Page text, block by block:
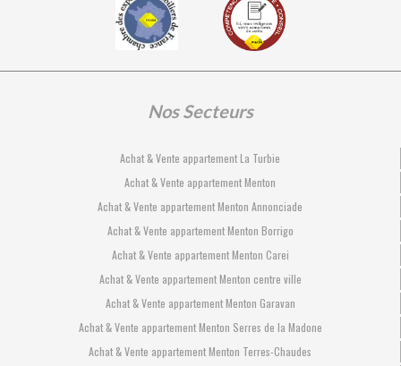
Nos Secteurs
Achat & Vente appartement La Turbie
Achat & Vente appartement Menton
Achat & Vente appartement Menton Annonciade
Achat & Vente appartement Menton Borrigo
Achat & Vente appartement Menton Carei
Achat & Vente appartement Menton centre ville
Achat & Vente appartement Menton Garavan
Achat & Vente appartement Menton Serres de la Madone
Achat & Vente appartement Menton Terres-Chaudes